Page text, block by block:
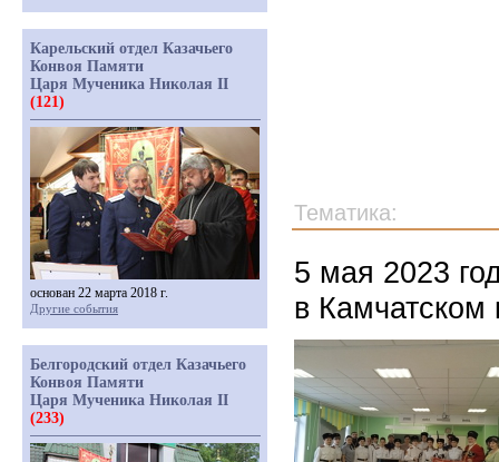
Тематика:
5 мая 2023
в Камчатском
Карельский отдел Казачьего
Конвоя Памяти
Царя Мученика Николая II
(121)
основан 22 марта 2018 г.
Другие события
Белгородский отдел Казачьего
Конвоя Памяти
Царя Мученика Николая II
(233)